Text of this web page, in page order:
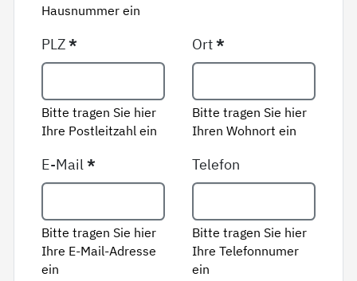
Hausnummer ein
PLZ*
Bitte tragen Sie hier
Ihre Postleitzahl ein
Ort*
Bitte tragen Sie hier
Ihren Wohnort ein
E-Mail*
Bitte tragen Sie hier
Ihre E-Mail-Adresse
ein
Telefon
Bitte tragen Sie hier
Ihre Telefonnumer
ein